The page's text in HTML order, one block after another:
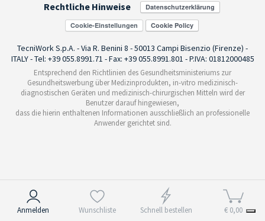
Anmelden Wunschliste Schnell bestellen € 0,00
Rechtliche Hinweise
Cookie-Einstellungen
TecniWork S.p.A. - Via R. Benini 8 - 50013 Campi Bisenzio (Firenze) -
ITALY - Tel: +39 055.8991.71 - Fax: +39 055.8991.801 - P.IVA: 01812000485
Entsprechend den Richtlinien des Gesundheitsministeriums zur
Gesundheitswerbung über Medizinprodukten, in-vitro medizinisch-
diagnostischen Geräten und medizinisch-chirurgischen Mitteln wird der
Benutzer darauf hingewiesen,
dass die hierin enthaltenen Informationen ausschließlich an professionelle
Anwender gerichtet sind.
Hinweis bei Erhebung